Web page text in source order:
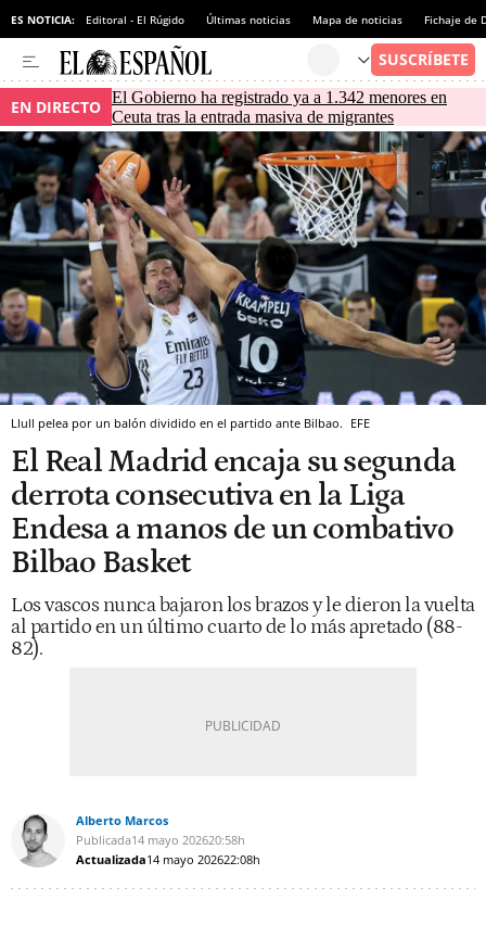
ES NOTICIA: Editoral - El Rúgido Últimas noticias Mapa de noticias Fichaje de
EN DIRECTO El Gobierno ha registrado ya a 1.342 menores en
Ceuta tras la entrada masiva de migrantes
Llull pelea por un balón dividido en el partido ante Bilbao. EFE
El Real Madrid encaja su segunda
derrota consecutiva en la Liga
Endesa a manos de un combativo
Bilbao Basket
Los vascos nunca bajaron los brazos y le dieron la vuelta
al partido en un último cuarto de lo más apretado (88-
82).
Alberto Marcos
Publicada14 mayo 202620:58h
Actualizada14 mayo 202622:08h